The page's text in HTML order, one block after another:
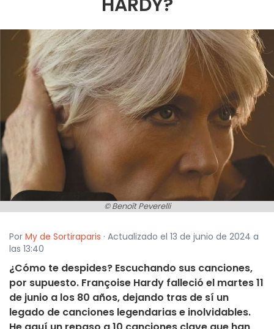
© Benoît Peverelli
Por My de Sortiraparis · Actualizado el 13 de junio de 2024 a
las 13:40
¿Cómo te despides? Escuchando sus canciones,
por supuesto. Françoise Hardy falleció el martes 11
de junio a los 80 años, dejando tras de sí un
legado de canciones legendarias e inolvidables.